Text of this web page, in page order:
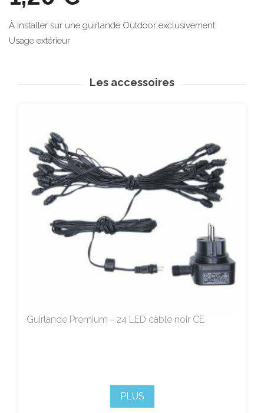
À installer sur une guirlande Outdoor exclusivement
Usage extérieur
Les accessoires
Guirlande Premium - 24 LED câble noir CE
PLUS